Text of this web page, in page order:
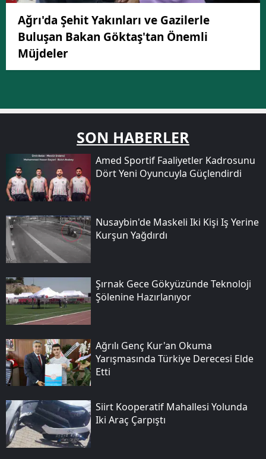
Ağrı'da Şehit Yakınları ve Gazilerle
Buluşan Bakan Göktaş'tan Önemli
Müjdeler
SON HABERLER
Amed Sportif Faaliyetler Kadrosunu
Dört Yeni Oyuncuyla Güçlendirdi
Nusaybin'de Maskeli Iki Kişi Iş Yerine
Kurşun Yağdırdı
Şırnak Gece Gökyüzünde Teknoloji
Şölenine Hazırlanıyor
Ağrılı Genç Kur'an Okuma
Yarışmasında Türkiye Derecesi Elde
Etti
Siirt Kooperatif Mahallesi Yolunda
Iki Araç Çarpıştı